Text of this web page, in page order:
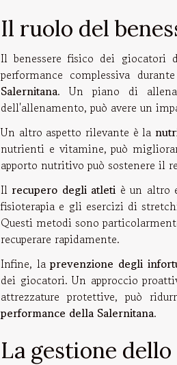
Il ruolo del
Il benessere fisico dei giocatori
performance complessiva
Salernitana. Un piano di
dell'allenamento, può avere un
Un altro aspetto rilevante è la
nutrienti e vitamine, può
apporto nutritivo può sostenere il
Il recupero degli atleti è un altro
fisioterapia e gli esercizi di
Questi metodi sono
recuperare rapidamente.
Infine, laprevenzione degli
dei giocatori. Un approccio
attrezzature protettive, può
performance della Salernitana.
La gestione